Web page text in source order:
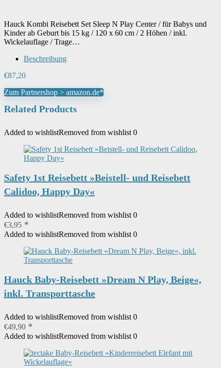
Hauck Kombi Reisebett Set Sleep N Play Center / für Babys und
Kinder ab Geburt bis 15 kg / 120 x 60 cm / 2 Höhen / inkl.
Wickelauflage / Trage…
Beschreibung
€87,20
Zum Partnershop > amazon.de*
Related Products
Added to wishlistRemoved from wishlist 0
Safety 1st Reisebett »Beistell- und Reisebett
Calidoo, Happy Day«
Added to wishlistRemoved from wishlist 0
€3,95
Added to wishlistRemoved from wishlist 0
Hauck Baby-Reisebett »Dream N Play, Beige«,
inkl. Transporttasche
Added to wishlistRemoved from wishlist 0
€49,90
Added to wishlistRemoved from wishlist 0